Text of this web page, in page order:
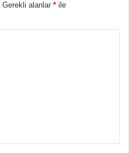
Gerekli alanlar * ile